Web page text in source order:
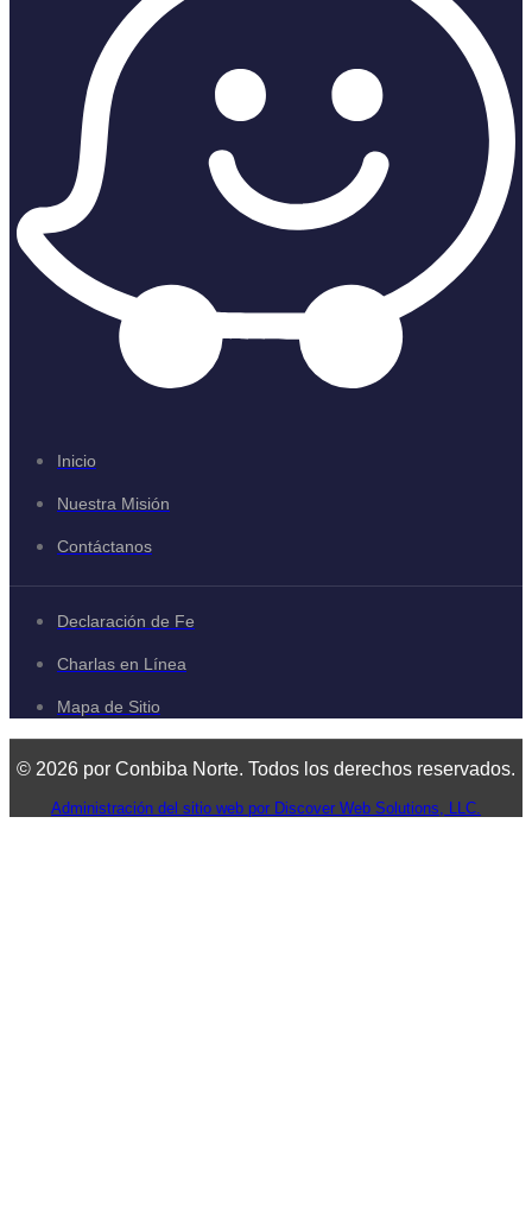
Inicio
Nuestra Misión
Contáctanos
Declaración de Fe
Charlas en Línea
Mapa de Sitio
© 2026 por Conbiba Norte. Todos los derechos reservados.
Administración del sitio web por Discover Web Solutions, LLC.